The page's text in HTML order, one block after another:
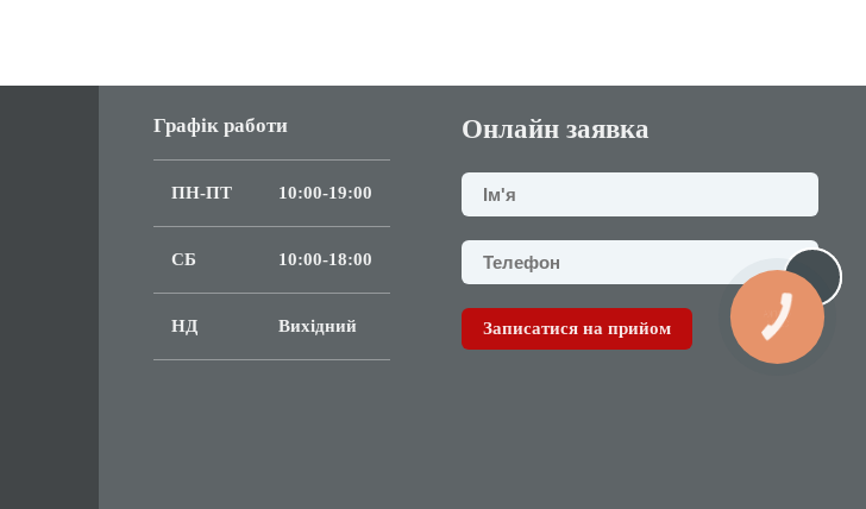
Графік работи
ПН-ПТ 10:00-19:00
СБ 10:00-18:00
НД Вихідний
Онлайн заявка
Записатися на прийом
КНОПКА
СВЯЗИ